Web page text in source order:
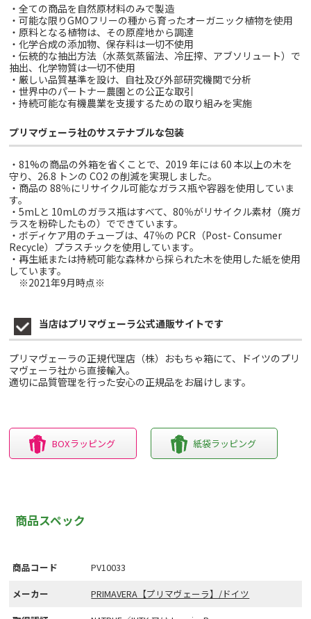
・全ての商品を自然原材料のみで製造
・可能な限りGMOフリーの種から育ったオーガニック植物を使用
・原料となる植物は、その原産地から調達
・化学合成の添加物、保存料は一切不使用
・伝統的な抽出方法（水蒸気蒸留法、冷圧搾、アブソリュート）で
抽出、化学物質は一切不使用
・厳しい品質基準を設け、自社及び外部研究機関で分析
・世界中のパートナー農園との公正な取引
・持続可能な有機農業を支援するための取り組みを実施
プリマヴェーラ社のサステナブルな包装
・81%の商品の外箱を省くことで、2019 年には 60 本以上の木を
守り、26.8 トンの CO2 の削減を実現しました。
・商品の 88％にリサイクル可能なガラス瓶や容器を使用していま
す。
・5mLと 10mLのガラス瓶はすべて、80％がリサイクル素材（廃ガ
ラスを粉砕したもの）でできています。
・ボディケア用のチューブは、47％の PCR（Post- Consumer
Recycle）プラスチックを使用しています。
・再生紙または持続可能な森林から採られた木を使用した紙を使用
しています。
※2021年9月時点※
当店はプリマヴェーラ公式通販サイトです
プリマヴェーラの正規代理店（株）おもちゃ箱にて、ドイツのプリ
マヴェーラ社から直接輸入。
適切に品質管理を行った安心の正規品をお届けします。
BOXラッピング 紙袋ラッピング
商品スペック
商品コード
PV10033
メーカー
PRIMAVERA【プリマヴェーラ】/ドイツ